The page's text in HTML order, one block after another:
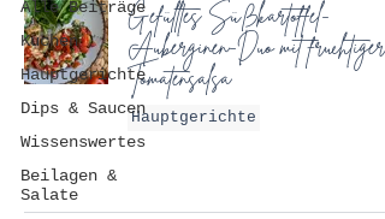
Alle Beiträge
Kuchen
Hauptgerichte
Dips & Saucen
Wissenswertes
Beilagen &
Salate
Gefülltes Süßkartoffel-
Auberginen-Duo mit fruchtiger
Tomatensalsa
Hauptgerichte